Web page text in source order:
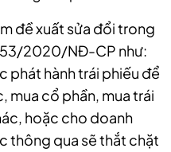
đề xuất sửa đổi trong
2020/NĐ-CP như:
phát hành trái phiếu để
mua cổ phần, mua trái
hoặc cho doanh
thông qua sẽ thắt chặt